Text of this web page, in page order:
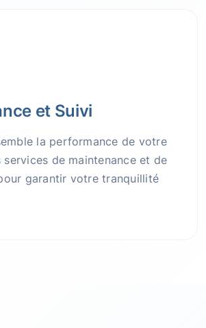
et Suivi
la performance de votre
services de maintenance et de
garantir votre tranquillité